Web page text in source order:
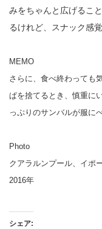
みをちゃんと広げるこ
るけれど、スナック感
MEMO
さらに、食べ終わっても
ぱを捨てるとき、慎重に
っぷりのサンバルが服に
Photo
クアラルンプール、イポ
2016年
シェア: